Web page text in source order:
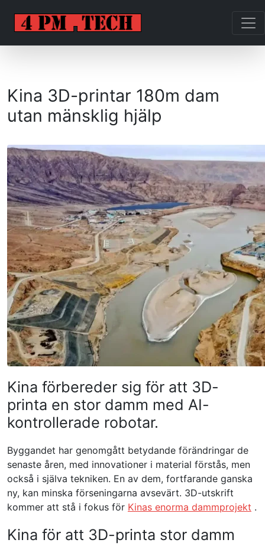
Kina 3D-printar 180m dam
utan mänsklig hjälp
Kina förbereder sig för att 3D-
printa en stor damm med AI-
kontrollerade robotar.
Byggandet har genomgått betydande förändringar de
senaste åren, med innovationer i material förstås, men
också i själva tekniken. En av dem, fortfarande ganska
ny, kan minska förseningarna avsevärt. 3D-utskrift
kommer att stå i fokus för Kinas enorma dammprojekt .
Kina för att 3D-printa stor damm